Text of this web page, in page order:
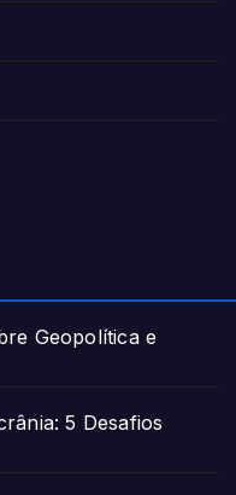
Geopolítica e
5 Desafios